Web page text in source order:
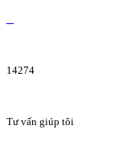
14274
Tư vấn giúp tôi